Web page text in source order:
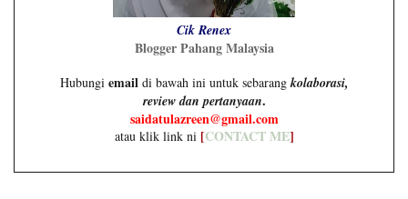
Cik Renex
Blogger Pahang Malaysia
Hubungi email di bawah ini untuk sebarangkolaborasi,
review dan pertanyaan.
saidatulazreen@gmail.com
atau klik link ni [CONTACT ME]